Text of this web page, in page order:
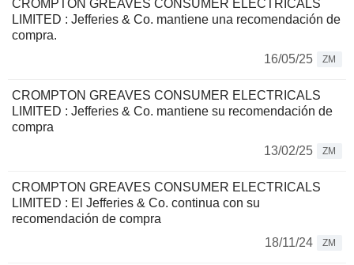
CROMPTON GREAVES CONSUMER ELECTRICALS
LIMITED : Jefferies & Co. mantiene una recomendación de
compra.
16/05/25
ZM
CROMPTON GREAVES CONSUMER ELECTRICALS
LIMITED : Jefferies & Co. mantiene su recomendación de
compra
13/02/25
ZM
CROMPTON GREAVES CONSUMER ELECTRICALS
LIMITED : El Jefferies & Co. continua con su
recomendación de compra
18/11/24
ZM